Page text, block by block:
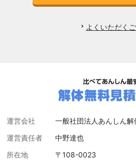
よくいただく
運営会社
一般社団法人あんしん
運営責任者
中野達也
所在地
〒108-0023